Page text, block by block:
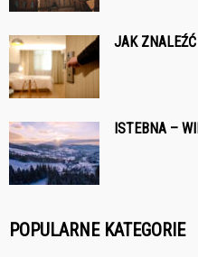
JAK
ISTEBNA –
POPULARNE KATEGORIE